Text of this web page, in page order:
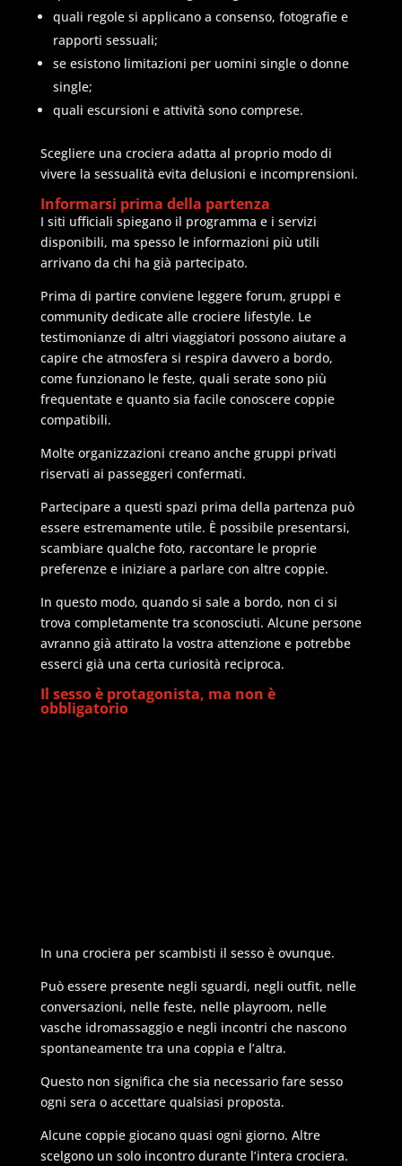
quali regole si applicano a consenso, fotografie e
rapporti sessuali;
se esistono limitazioni per uomini single o donne
single;
quali escursioni e attività sono comprese.
Scegliere una crociera adatta al proprio modo di
vivere la sessualità evita delusioni e incomprensioni.
Informarsi prima della partenza
I siti ufficiali spiegano il programma e i servizi
disponibili, ma spesso le informazioni più utili
arrivano da chi ha già partecipato.
Prima di partire conviene leggere forum, gruppi e
community dedicate alle crociere lifestyle. Le
testimonianze di altri viaggiatori possono aiutare a
capire che atmosfera si respira davvero a bordo,
come funzionano le feste, quali serate sono più
frequentate e quanto sia facile conoscere coppie
compatibili.
Molte organizzazioni creano anche gruppi privati
riservati ai passeggeri confermati.
Partecipare a questi spazi prima della partenza può
essere estremamente utile. È possibile presentarsi,
scambiare qualche foto, raccontare le proprie
preferenze e iniziare a parlare con altre coppie.
In questo modo, quando si sale a bordo, non ci si
trova completamente tra sconosciuti. Alcune persone
avranno già attirato la vostra attenzione e potrebbe
esserci già una certa curiosità reciproca.
Il sesso è protagonista, ma non è
obbligatorio
In una crociera per scambisti il sesso è ovunque.
Può essere presente negli sguardi, negli outfit, nelle
conversazioni, nelle feste, nelle playroom, nelle
vasche idromassaggio e negli incontri che nascono
spontaneamente tra una coppia e l’altra.
Questo non significa che sia necessario fare sesso
ogni sera o accettare qualsiasi proposta.
Alcune coppie giocano quasi ogni giorno. Altre
scelgono un solo incontro durante l’intera crociera.